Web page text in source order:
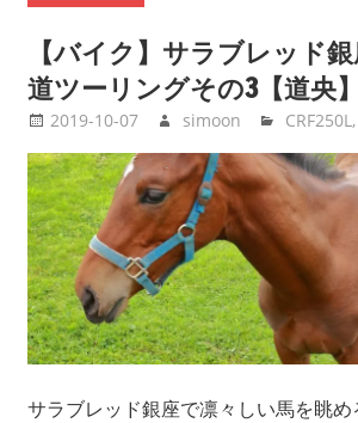
【バイク】サラブレッド
道ツーリングその3【道央】
2019-10-07 simoon CRF250L ,
サラブレッド銀座で凛々しい馬を眺